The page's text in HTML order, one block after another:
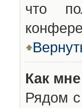
что
Как
Рядом